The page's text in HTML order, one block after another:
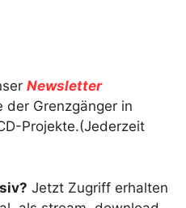
Newsletter
der Grenzgänger in
Projekte.(Jederzeit
Jetzt Zugriff erhalten